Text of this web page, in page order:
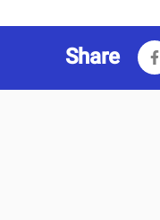
Share